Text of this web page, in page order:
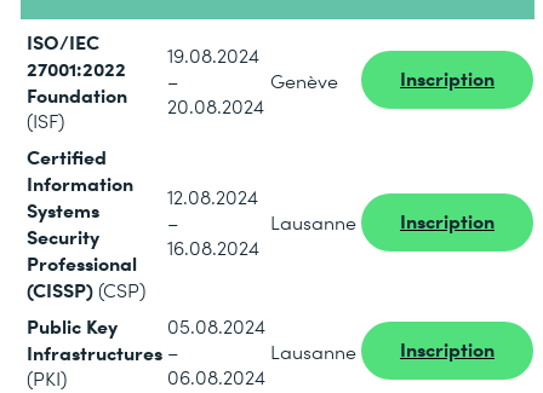
ISO/IEC
27001:2022
Foundation
(ISF)
19.08.2024
–
20.08.2024
Genève Inscription
Certified
Information
Systems
Security
Professional
(CISSP)(CSP)
12.08.2024
–
16.08.2024
Lausanne Inscription
Public Key
Infrastructures
(PKI)
05.08.2024
–
06.08.2024
Lausanne Inscription